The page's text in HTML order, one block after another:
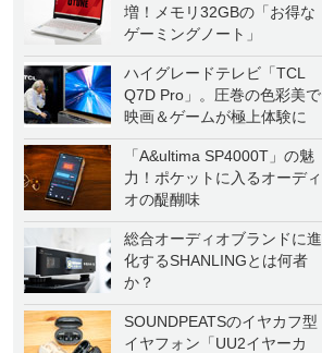
増！メモリ32GBの「お得な
ゲーミングノート」
ハイグレードテレビ「TCL
Q7D Pro」。圧巻の色彩美で
映画＆ゲームが極上体験に
「A&ultima SP4000T」の魅
力！ポケットに入るオーディ
オの醍醐味
総合オーディオブランドに進
化するSHANLINGとは何者
か？
SOUNDPEATSのイヤカフ型
イヤフォン「UU2イヤーカ